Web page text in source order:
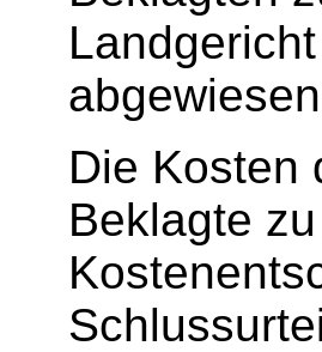
Die Kosten
Beklagte